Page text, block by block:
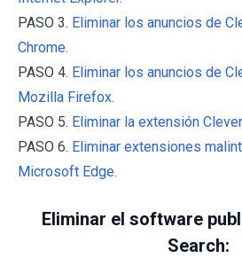
PASO 3. Eliminar los anuncios de
Chrome.
PASO 4. Eliminar los anuncios de
Mozilla Firefox.
PASO 5. Eliminar la extensión
PASO 6. Eliminar extensiones
Microsoft Edge.
Eliminar el software
Search: